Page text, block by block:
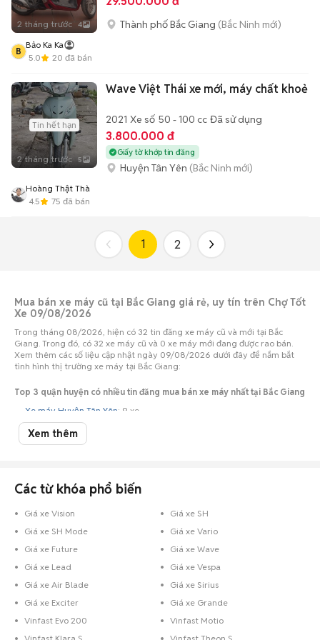
2 tháng trước 4 Thành phố Bắc Giang (Bắc Ninh mới)
B
Bảo Ka Ka
5.0
20 đã bán
Tin hết hạn
2 tháng trước 5
Wave Việt Thái xe mới, máy chất khoẻ
2021 Xe số 50 - 100 cc Đã sử dụng
3.800.000 đ
Giấy tờ khớp tin đăng
Huyện Tân Yên (Bắc Ninh mới)
Hoàng Thật Thà
4.5
75 đã bán
1 2
Mua bán xe máy cũ tại Bắc Giang giá rẻ, uy tín trên Chợ Tốt
Xe 09/08/2026
Trong tháng 08/2026, hiện có 32 tin đăng xe máy cũ và mới tại Bắc
Giang. Trong đó, có 32 xe máy cũ và 0 xe máy mới đang được rao bán.
Xem thêm các số liệu cập nhật ngày 09/08/2026 dưới đây để nắm bắt
tình hình thị trường xe máy tại Bắc Giang:
Top 3 quận huyện có nhiều tin đăng mua bán xe máy nhất tại Bắc Giang
Xe máy Huyện Tân Yên: 9 xe
Xe máy Thành phố Bắc Giang
Xe máy Huyện Việt Yên
Xe máy Honda Bắc Giang: 26 xe
Xe máy Yamaha Bắc Giang
Top 3 khoảng giá xe máy có nhiều tin đăng mua bán nhất tại Bắc Giang
Xe máy giá dưới 5 triệu Bắc Giang: 9 xe
Xe máy giá 20 - 30 triệu Bắc Giang
: 9 xe
Xe máy giá 10 - 15 triệu Bắc Giang : 5 xe
Lưu ý: Giá trung bình xe máy trên Chợ Tốt Xe chỉ mang tính chất tham
Xem thêm
Các từ khóa phổ biến
Giá xe Vision
Giá xe SH
Giá xe SH Mode
Giá xe Vario
Giá xe Future
Giá xe Wave
Giá xe Lead
Giá xe Vespa
Giá xe Air Blade
Giá xe Sirius
Giá xe Exciter
Giá xe Grande
Vinfast Evo 200
Vinfast Motio